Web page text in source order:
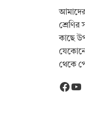
আমাদের
শ্রেণির
কাছে
যেকোনো
থেকে